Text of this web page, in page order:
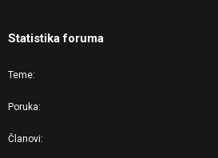
Statistika foruma
Teme
Poruka
Članovi